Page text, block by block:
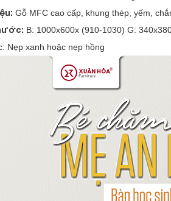
Gỗ MFC cao cấp, khung thép, yếm,
B: 1000x600x (910-1030) G:
Nẹp xanh hoặc nẹp hồng